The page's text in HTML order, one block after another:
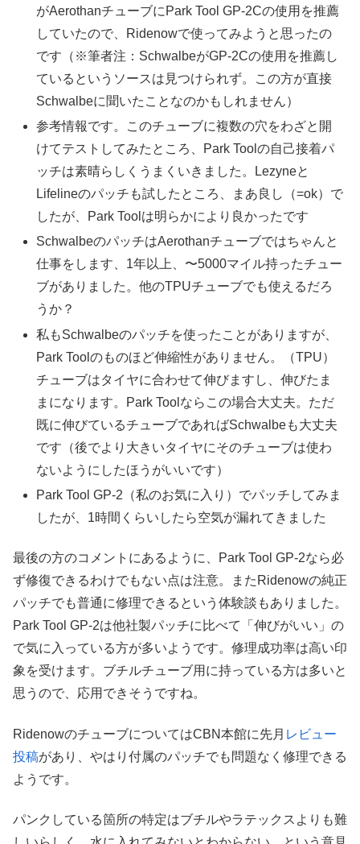
がAerothanチューブにPark Tool GP-2Cの使用を推薦
していたので、Ridenowで使ってみようと思ったの
です（※筆者注：SchwalbeがGP-2Cの使用を推薦し
ているというソースは見つけられず。この方が直接
Schwalbeに聞いたことなのかもしれません）
参考情報です。このチューブに複数の穴をわざと開
けてテストしてみたところ、Park Toolの自己接着パ
ッチは素晴らしくうまくいきました。Lezyneと
Lifelineのパッチも試したところ、まあ良し（=ok）で
したが、Park Toolは明らかにより良かったです
SchwalbeのパッチはAerothanチューブではちゃんと
仕事をします、1年以上、〜5000マイル持ったチュー
ブがありました。他のTPUチューブでも使えるだろ
うか？
私もSchwalbeのパッチを使ったことがありますが、
Park Toolのものほど伸縮性がありません。（TPU）
チューブはタイヤに合わせて伸びますし、伸びたま
まになります。Park Toolならこの場合大丈夫。ただ
既に伸びているチューブであればSchwalbeも大丈夫
です（後でより大きいタイヤにそのチューブは使わ
ないようにしたほうがいいです）
Park Tool GP-2（私のお気に入り）でパッチしてみま
したが、1時間くらいしたら空気が漏れてきました
最後の方のコメントにあるように、Park Tool GP-2なら必
ず修復できるわけでもない点は注意。またRidenowの純正
パッチでも普通に修理できるという体験談もありました。
Park Tool GP-2は他社製パッチに比べて「伸びがいい」の
で気に入っている方が多いようです。修理成功率は高い印
象を受けます。ブチルチューブ用に持っている方は多いと
思うので、応用できそうですね。
RidenowのチューブについてはCBN本館に先月 レビュー
投稿があり、やはり付属のパッチでも問題なく修理できる
ようです。
パンクしている箇所の特定はブチルやラテックスよりも難